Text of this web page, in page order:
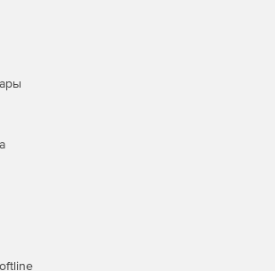
миграцией на ленту в дополнение к
Standard и Advanced. Версия Premium
приложений, обеспечивает
ленточными библиотеками.
репликации данных